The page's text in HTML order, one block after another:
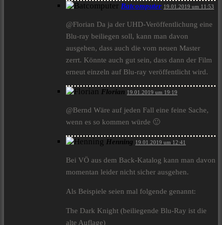
Batcomputer 19.01.2019 um 11:53
@Florian Da ja der UHD-Veröffentlichung eine
Blu-ray beiliegen soll, kann man davon
ausgehen, dass auch die vom neuen Master
zerrt. Könnte auch gut sein, dass dann der Film
erneut einzeln auf Blu-ray veröffentlicht wird.
Florian 19.01.2019 um 19:19
@Bernd Wäre auf jeden Fall eine feine Sache,
wenn es so kommen würde 🙂
Henning 19.01.2019 um 12:41
Bei VÖ aus dem Back-Katalog kann man davon
momentan leider nicht sicher ausgehen.
Als Beispiele seien mal folgende genannt:
The Dark Knight (beiliegende Blu-Ray ist die
alte Auflage)